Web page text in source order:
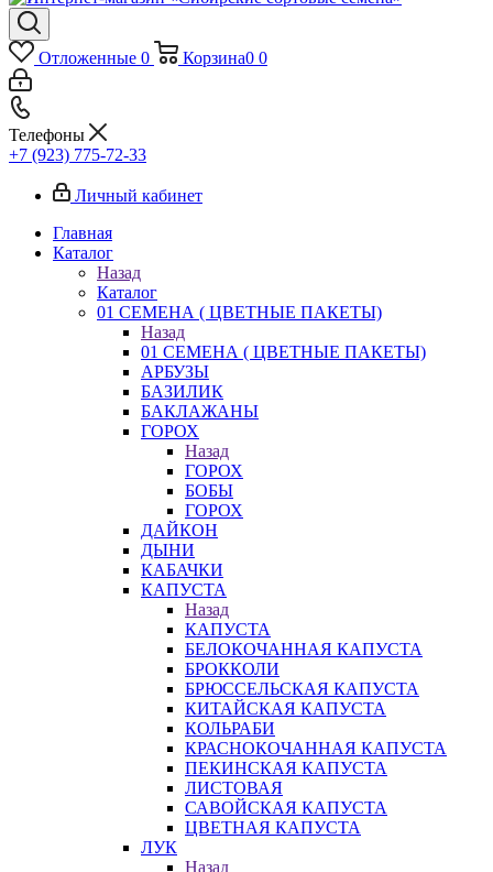
Отложенные 0 Корзина0 0
Телефоны
+7 (923) 775-72-33
Личный кабинет
Главная
Каталог
Назад
Каталог
01 СЕМЕНА ( ЦВЕТНЫЕ ПАКЕТЫ)
Назад
01 СЕМЕНА ( ЦВЕТНЫЕ ПАКЕТЫ)
АРБУЗЫ
БАЗИЛИК
БАКЛАЖАНЫ
ГОРОХ
Назад
ГОРОХ
БОБЫ
ГОРОХ
ДАЙКОН
ДЫНИ
КАБАЧКИ
КАПУСТА
Назад
КАПУСТА
БЕЛОКОЧАННАЯ КАПУСТА
БРОККОЛИ
БРЮССЕЛЬСКАЯ КАПУСТА
КИТАЙСКАЯ КАПУСТА
КОЛЬРАБИ
КРАСНОКОЧАННАЯ КАПУСТА
ПЕКИНСКАЯ КАПУСТА
ЛИСТОВАЯ
САВОЙСКАЯ КАПУСТА
ЦВЕТНАЯ КАПУСТА
ЛУК
Назад